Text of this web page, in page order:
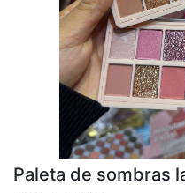
Paleta de sombras